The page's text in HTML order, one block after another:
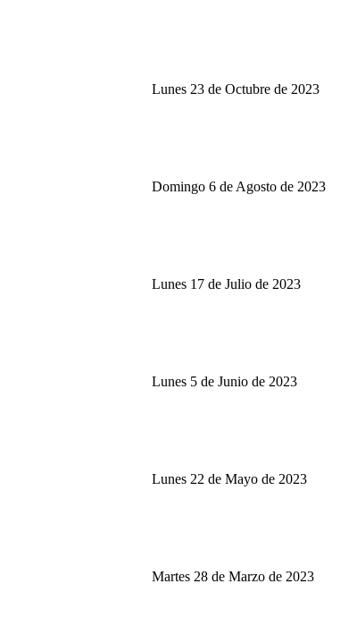
Lunes 23 de Octubre de 2023
Domingo 6 de Agosto de 2023
Lunes 17 de Julio de 2023
Lunes 5 de Junio de 2023
Lunes 22 de Mayo de 2023
Martes 28 de Marzo de 2023